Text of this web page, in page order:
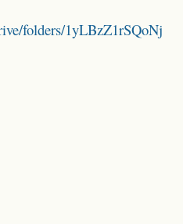
folders/1yLBzZ1rSQoNj